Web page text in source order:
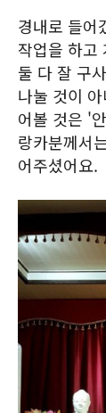
경내로 들어
작업을 하고
둘 다 잘 구
나눌 것이
어볼 것은 '
랑카분께서
어주셨어요.